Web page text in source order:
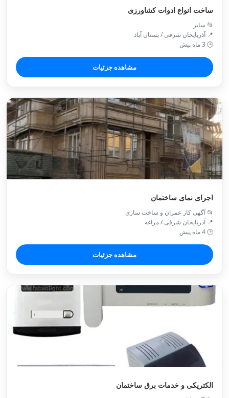
ساخت انواع ادوات کشاورزی
📂 سایر
📍 آذربایجان شرقی / بستان آباد
🕒 3 ماه پیش
مشاهده جزئیات
اجرای نمای ساختمان
📂 آگهی کار عمران و ساخت سازی
📍 آذربایجان شرقی / مراغه
🕒 4 ماه پیش
مشاهده جزئیات
الکتریکی و خدمات برق ساختمان